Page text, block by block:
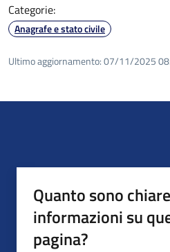
Categorie:
Anagrafe e stato civile
Ultimo aggiornamento:07/11/2025
Quanto sono
informazioni su
pagina?